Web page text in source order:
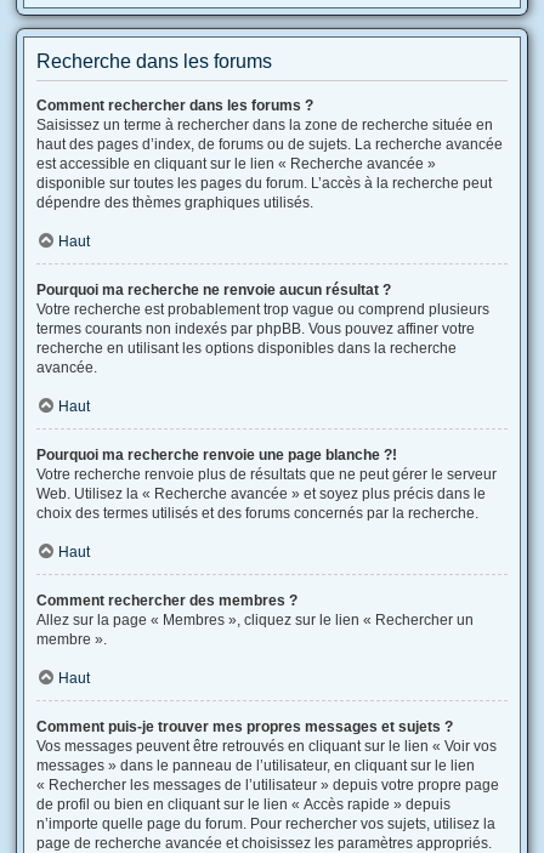
Recherche dans les forums
Comment rechercher dans les forums ?
Saisissez un terme à rechercher dans la zone de recherche située en
haut des pages d’index, de forums ou de sujets. La recherche avancée
est accessible en cliquant sur le lien « Recherche avancée »
disponible sur toutes les pages du forum. L’accès à la recherche peut
dépendre des thèmes graphiques utilisés.
Haut
Pourquoi ma recherche ne renvoie aucun résultat ?
Votre recherche est probablement trop vague ou comprend plusieurs
termes courants non indexés par phpBB. Vous pouvez affiner votre
recherche en utilisant les options disponibles dans la recherche
avancée.
Haut
Pourquoi ma recherche renvoie une page blanche ?!
Votre recherche renvoie plus de résultats que ne peut gérer le serveur
Web. Utilisez la « Recherche avancée » et soyez plus précis dans le
choix des termes utilisés et des forums concernés par la recherche.
Haut
Comment rechercher des membres ?
Allez sur la page « Membres », cliquez sur le lien « Rechercher un
membre ».
Haut
Comment puis-je trouver mes propres messages et sujets ?
Vos messages peuvent être retrouvés en cliquant sur le lien « Voir vos
messages » dans le panneau de l’utilisateur, en cliquant sur le lien
« Rechercher les messages de l’utilisateur » depuis votre propre page
de profil ou bien en cliquant sur le lien « Accès rapide » depuis
n’importe quelle page du forum. Pour rechercher vos sujets, utilisez la
page de recherche avancée et choisissez les paramètres appropriés.